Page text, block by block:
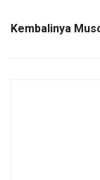
Kembalinya